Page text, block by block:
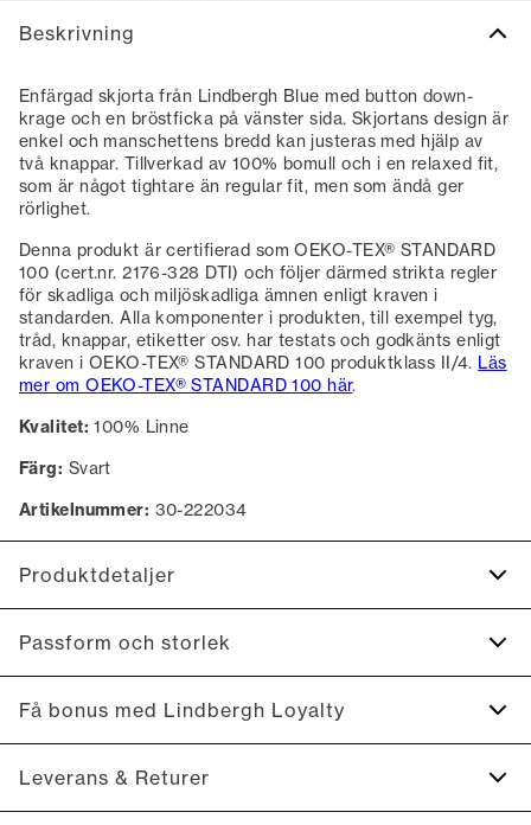
Beskrivning
Enfärgad skjorta från Lindbergh Blue med button down-
krage och en bröstficka på vänster sida. Skjortans design är
enkel och manschettens bredd kan justeras med hjälp av
två knappar. Tillverkad av 100% bomull och i en relaxed fit,
som är något tightare än regular fit, men som ändå ger
rörlighet.
Denna produkt är certifierad som OEKO-TEX® STANDARD
100 (cert.nr. 2176-328 DTI) och följer därmed strikta regler
för skadliga och miljöskadliga ämnen enligt kraven i
standarden. Alla komponenter i produkten, till exempel tyg,
tråd, knappar, etiketter osv. har testats och godkänts enligt
kraven i OEKO-TEX® STANDARD 100 produktklass II/4. Läs
mer om OEKO-TEX® STANDARD 100 här.
Kvalitet: 100% Linne
Färg: Svart
Artikelnummer: 30-222034
Produktdetaljer
Manschetten har två knappar för justering av storleken.
Ficka på vänster bröst.
Produktnr.: 30-222034
Passform och storlek
Fit: Relaxed fit
Normal i storleken. Vi rekommenderar att du väljer din
normala storlek., Åtsittande passform som sitter mjukt utan
att vara tight
Få bonus med Lindbergh Loyalty
Registrera dig gratis för Lindbergh Loyalty.
10 % rabatt på din första beställning *
Leverans & Returer